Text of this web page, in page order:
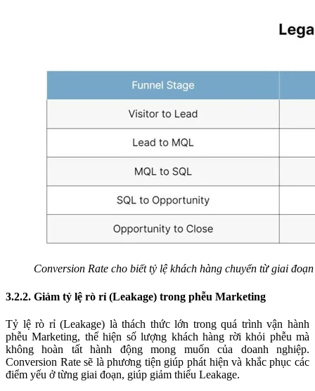
Conversion Rate cho biết tỷ lệ khách hàng chuyển từ giai
3.2.2. Giảm tỷ lệ rò rỉ (Leakage) trong phễu Marketing
Tỷ lệ rò rỉ (Leakage) là thách thức lớn trong quá trình vận hành
phễu Marketing, thể hiện số lượng khách hàng rời khỏi phễu mà
không hoàn tất hành động mong muốn của doanh nghiệp.
Conversion Rate sẽ là phương tiện giúp phát hiện và khắc phục các
điểm yếu ở từng giai đoạn, giúp giảm thiểu Leakage.